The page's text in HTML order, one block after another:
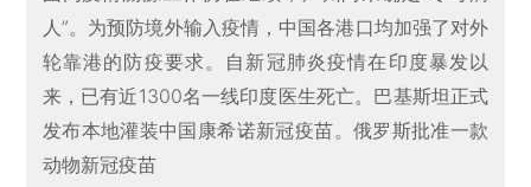
人”。为预防境外输入疫情，中国各港口均加强了对外
轮靠港的防疫要求。自新冠肺炎疫情在印度暴发以
来，已有近1300名一线印度医生死亡。巴基斯坦正式
发布本地灌装中国康希诺新冠疫苗。俄罗斯批准一款
动物新冠疫苗